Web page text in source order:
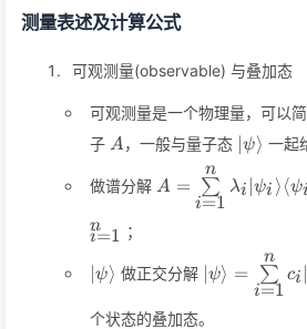
测量表述及计算公式
可观测量(observable) 与叠加态
可观测量是一个物理量，可以
子 A
A，一般与量子态 ψ⟩ 一起
做谱分解 A =
i=1
∑
n
λi ∣ψi ⟩ ⟨ψi
i=1
n ；
\vert\psi\rangle
ψ⟩ 做正交分解 ψ⟩ =
i=1
∑
n
ci
个状态的叠加态。